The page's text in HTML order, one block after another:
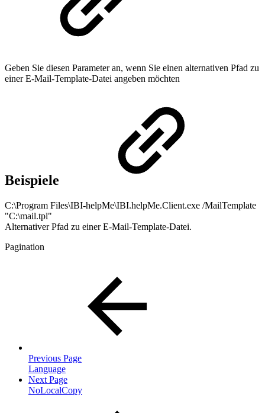
Geben Sie diesen Parameter an, wenn Sie einen alternativen Pfad zu
einer E-Mail-Template-Datei angeben möchten
Beispiele
C:\Program Files\IBI-helpMe\IBI.helpMe.Client.exe /MailTemplate
"C:\mail.tpl"
Alternativer Pfad zu einer E-Mail-Template-Datei.
Pagination
Previous Page
Language
Next Page
NoLocalCopy